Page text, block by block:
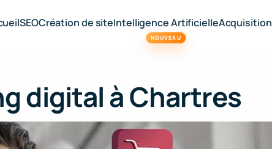
SEOCréation de siteIntelligence Artificielle
NOUVEAU
Acquisition
digital à Chartres